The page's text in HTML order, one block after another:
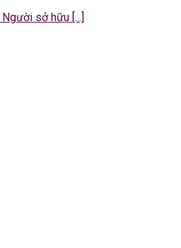
sở hữu [...]